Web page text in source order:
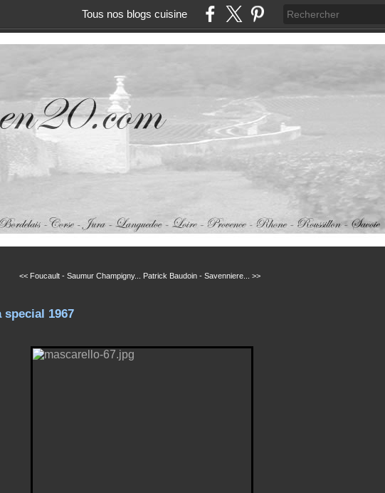
Tous nos blogs cuisine
<< Foucault - Saumur Champigny... Patrick Baudoin - Savenniere... >>
special 1967